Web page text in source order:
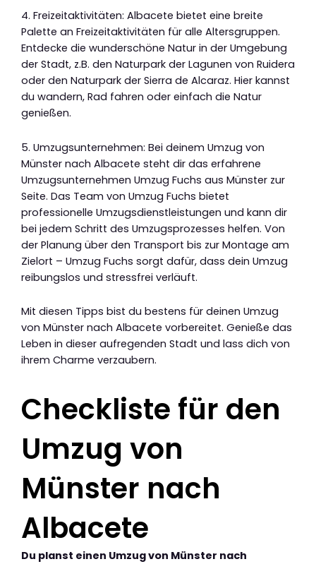
4. Freizeitaktivitäten: Albacete bietet eine breite
Palette an Freizeitaktivitäten für alle Altersgruppen.
Entdecke die wunderschöne Natur in der Umgebung
der Stadt, z.B. den Naturpark der Lagunen von Ruidera
oder den Naturpark der Sierra de Alcaraz. Hier kannst
du wandern, Rad fahren oder einfach die Natur
genießen.
5. Umzugsunternehmen: Bei deinem Umzug von
Münster nach Albacete steht dir das erfahrene
Umzugsunternehmen Umzug Fuchs aus Münster zur
Seite. Das Team von Umzug Fuchs bietet
professionelle Umzugsdienstleistungen und kann dir
bei jedem Schritt des Umzugsprozesses helfen. Von
der Planung über den Transport bis zur Montage am
Zielort – Umzug Fuchs sorgt dafür, dass dein Umzug
reibungslos und stressfrei verläuft.
Mit diesen Tipps bist du bestens für deinen Umzug
von Münster nach Albacete vorbereitet. Genieße das
Leben in dieser aufregenden Stadt und lass dich von
ihrem Charme verzaubern.
Checkliste für den
Umzug von
Münster nach
Albacete
Du planst einen Umzug von Münster nach